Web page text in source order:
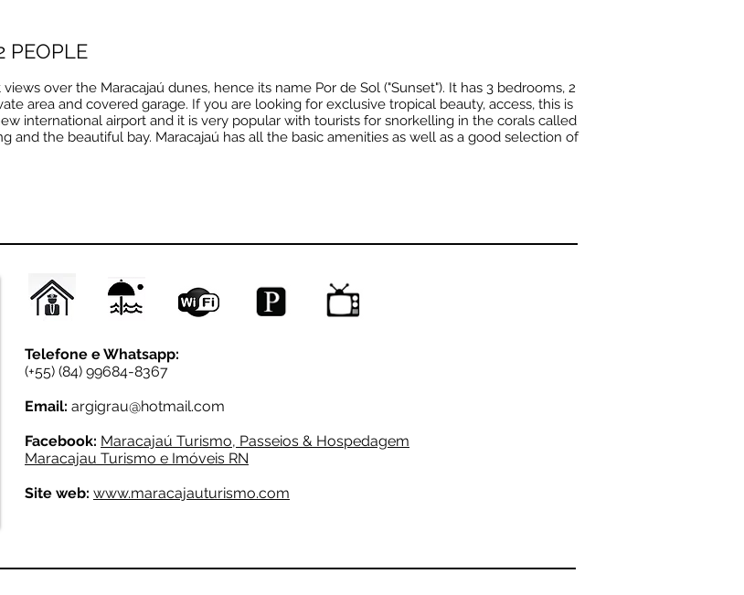
PEOPLE
over the Maracajaú dunes, hence its name Por de Sol ("Sunset"). It has 3 bedrooms, 2
area and covered garage. If you are looking for exclusive tropical beauty, access, this is
international airport and it is very popular with tourists for snorkelling in the corals called
and the beautiful bay. Maracajaú has all the basic amenities as well as a good selection of
Telefone e Whatsapp:
(+55) (84) 99684-8367
Email: argigrau@hotmail.com
Facebook: Maracajaú Turismo, Passeios & Hospedagem
Maracajau Turismo e Imóveis RN
Site web: www.maracajauturismo.com